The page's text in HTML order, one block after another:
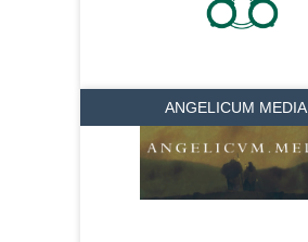
ANGELICUM MEDIA